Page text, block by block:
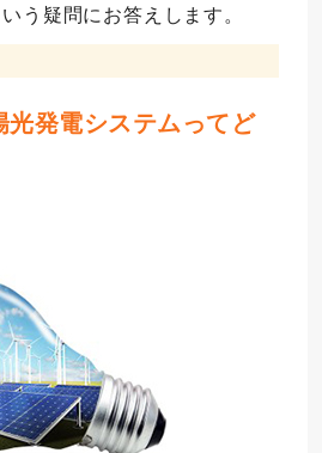
いう疑問にお答えします。
光発電システムってど